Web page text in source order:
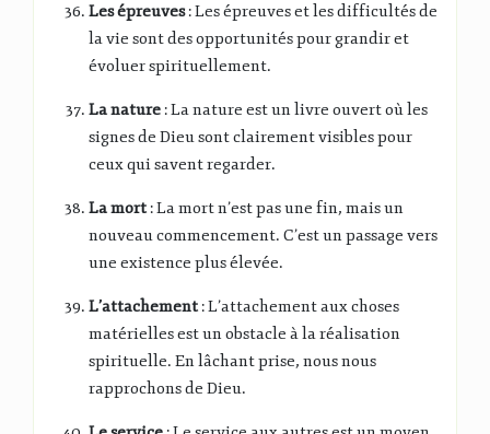
Les épreuves: Les épreuves et les difficultés de
la vie sont des opportunités pour grandir et
évoluer spirituellement.
La nature : La nature est un livre ouvert où les
signes de Dieu sont clairement visibles pour
ceux qui savent regarder.
La mort : La mort n’est pas une fin, mais un
nouveau commencement. C’est un passage vers
une existence plus élevée.
L’attachement : L’attachement aux choses
matérielles est un obstacle à la réalisation
spirituelle. En lâchant prise, nous nous
rapprochons de Dieu.